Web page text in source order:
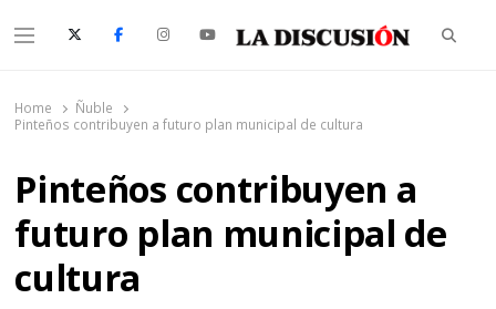
Menu
Home
Ñuble
Pinteños contribuyen a futuro plan municipal de cultura
Pinteños contribuyen a
futuro plan municipal de
cultura